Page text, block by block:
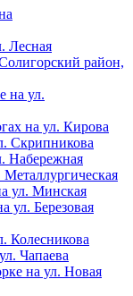
Лесная
район,
на ул.
на ул. Кирова
Скрипникова
Набережная
ул. Минская
ул. Березовая
Колесникова
Чапаева
на ул. Новая